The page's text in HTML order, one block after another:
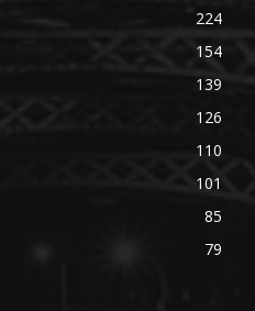
224
154
139
126
110
101
85
79